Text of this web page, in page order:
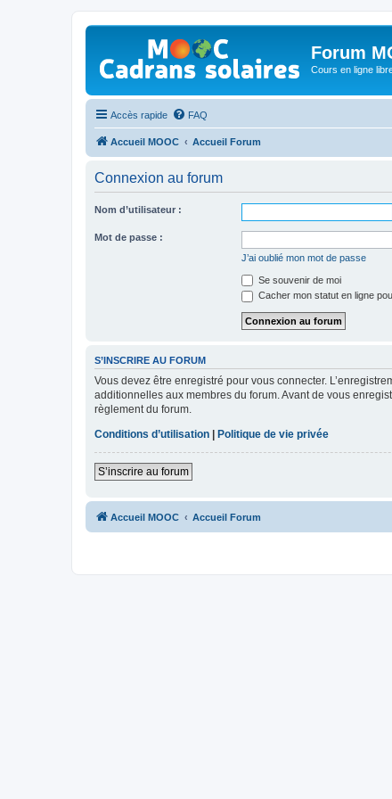
Forum
Cours en ligne
Accès rapide FAQ
Accueil MOOC Accueil Forum
Connexion au forum
Nom d’utilisateur :
Mot de passe :
J’ai oublié mon mot de passe
Se souvenir de moi
Cacher mon statut en ligne
S’INSCRIRE AU FORUM
Vous devez être enregistré pour vous connecter.
additionnelles aux membres du forum. Avant de vous
règlement du forum.
Conditions d’utilisation
Politique de vie privée
S’inscrire au forum
Accueil MOOC Accueil Forum